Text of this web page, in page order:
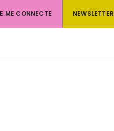
ME CONNECTE NEWSLETTER